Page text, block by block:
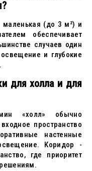
маленькая (до 3 м²) и
обеспечивает
случаев один
и глубокие
для холла и для
«холл» обычно
пространство
настенные
Коридор -
где приоритет